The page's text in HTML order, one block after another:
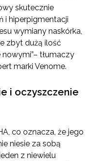
skutecznie
i hiperpigmentacji
wymiany naskórka,
zbyt dużą ilość
tłumaczy
marki Venome.
i oczyszczenie
co oznacza, że jego
niesie za sobą
z niewielu